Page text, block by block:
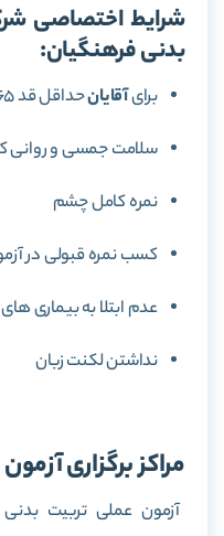
شرایط اختصاصی
بدنی فرهنگیان:
برایآقایانحداقل قد 165 و برای
سلامت جمسی و روانی
نمره کامل چشم
کسب نمره قبولی در
عدم ابتلا به بیماری
نداشتن لکنت زبان
مراکز برگزاری
آزمون عملی تربیت